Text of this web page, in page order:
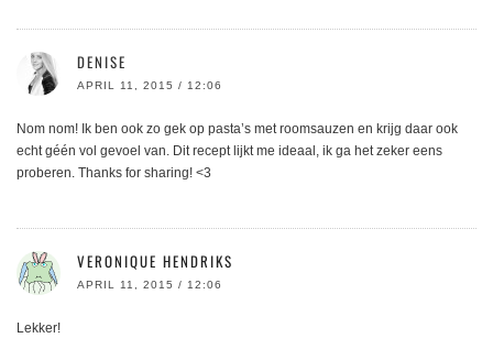
DENISE
APRIL 11, 2015 / 12:06
Nom nom! Ik ben ook zo gek op pasta’s met roomsauzen en krijg daar ook
echt géén vol gevoel van. Dit recept lijkt me ideaal, ik ga het zeker eens
proberen. Thanks for sharing! <3
VERONIQUE HENDRIKS
APRIL 11, 2015 / 12:06
Lekker!